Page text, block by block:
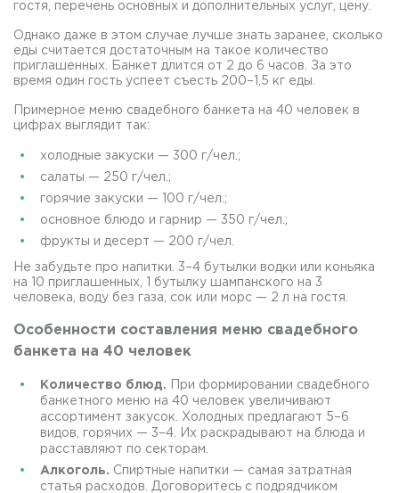
гостя, перечень основных и дополнительных услуг, цену.
Однако даже в этом случае лучше знать заранее, сколько
еды считается достаточным на такое количество
приглашенных. Банкет длится от 2 до 6 часов. За это
время один гость успеет съесть 200–1,5 кг еды.
Примерное меню свадебного банкета на 40 человек в
цифрах выглядит так:
холодные закуски — 300 г/чел.;
салаты — 250 г/чел.;
горячие закуски — 100 г/чел.;
основное блюдо и гарнир — 350 г/чел.;
фрукты и десерт — 200 г/чел.
Не забудьте про напитки. 3–4 бутылки водки или коньяка
на 10 приглашенных, 1 бутылку шампанского на 3
человека, воду без газа, сок или морс — 2 л на гостя.
Особенности составления меню свадебного
банкета на 40 человек
Количество блюд. При формировании свадебного
банкетного меню на 40 человек увеличивают
ассортимент закусок. Холодных предлагают 5–6
видов, горячих — 3–4. Их раскрадывают на блюда и
расставляют по секторам.
Алкоголь. Спиртные напитки — самая затратная
статья расходов. Договоритесь с подрядчиком